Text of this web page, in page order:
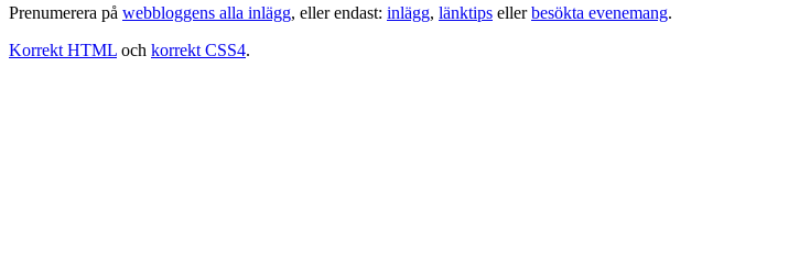
Prenumerera på webbloggens alla inlägg, eller endast: inlägg, länktips ellerbesökta evenemang.
Korrekt HTML och korrekt CSS4.